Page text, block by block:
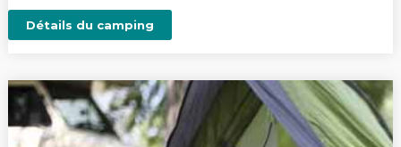
Détails du camping